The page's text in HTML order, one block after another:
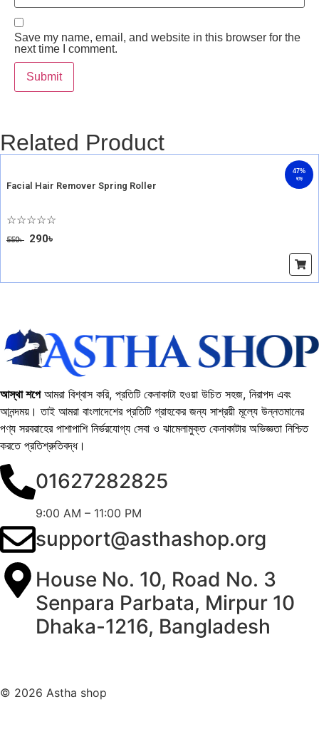
Save my name, email, and website in this browser for the
next time I comment.
Related Product
47%
ছাড়
Facial Hair Remover Spring Roller
☆☆☆☆☆
550৳ 290৳
আস্থা শপেআমরা বিশ্বাস করি, প্রতিটি কেনাকাটা হওয়া উচিত সহজ, নিরাপদ এবং
আনন্দময়। তাই আমরা বাংলাদেশের প্রতিটি গ্রাহকের জন্য সাশ্রয়ী মূল্যে উন্নতমানের
পণ্য সরবরাহের পাশাপাশি নির্ভরযোগ্য সেবা ও ঝামেলামুক্ত কেনাকাটার অভিজ্ঞতা নিশ্চিত
করতে প্রতিশ্রুতিবদ্ধ।
01627282825
9:00 AM – 11:00 PM
support@asthashop.org
House No. 10, Road No. 3
Senpara Parbata, Mirpur 10
Dhaka-1216, Bangladesh
© 2026 Astha shop